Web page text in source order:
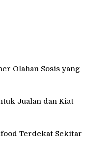
Olahan Sosis yang
Jualan dan Kiat
Terdekat Sekitar